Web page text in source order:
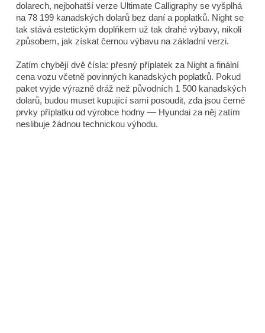
dolarech, nejbohatší verze Ultimate Calligraphy se vyšplhá
na 78 199 kanadských dolarů bez daní a poplatků. Night se
tak stává estetickým doplňkem už tak drahé výbavy, nikoli
způsobem, jak získat černou výbavu na základní verzi.
Zatím chybějí dvě čísla: přesný příplatek za Night a finální
cena vozu včetně povinných kanadských poplatků. Pokud
paket vyjde výrazně dráž než původních 1 500 kanadských
dolarů, budou muset kupující sami posoudit, zda jsou černé
prvky příplatku od výrobce hodny — Hyundai za něj zatím
neslibuje žádnou technickou výhodu.